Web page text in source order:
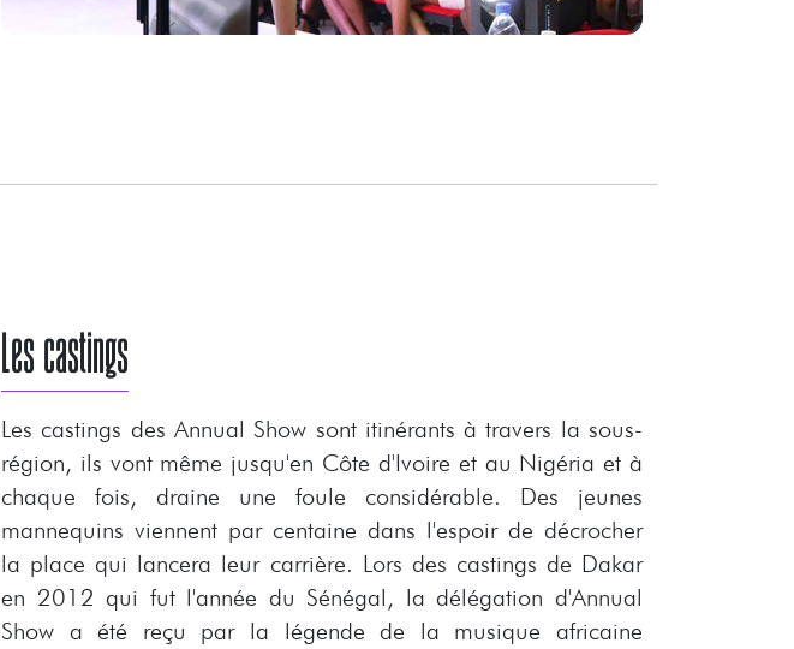
Les castings
Les castings des Annual Show sont itinérants à travers la sous-
région, ils vont même jusqu'en Côte d'Ivoire et au Nigéria et à
chaque fois, draine une foule considérable. Des jeunes
mannequins viennent par centaine dans l'espoir de décrocher
la place qui lancera leur carrière. Lors des castings de Dakar
en 2012 qui fut l'année du Sénégal, la délégation d'Annual
Show a été reçu par la légende de la musique africaine